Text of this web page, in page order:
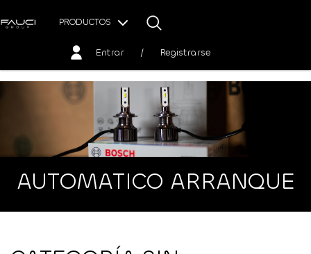
PRODUCTOS
Entrar / Registrarse
AUTOMATICO ARRANQUE